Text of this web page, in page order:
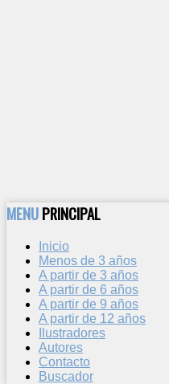
MENUPRINCIPAL
Inicio
Menos de 3 años
A partir de 3 años
A partir de 6 años
A partir de 9 años
A partir de 12 años
Ilustradores
Autores
Contacto
Buscador